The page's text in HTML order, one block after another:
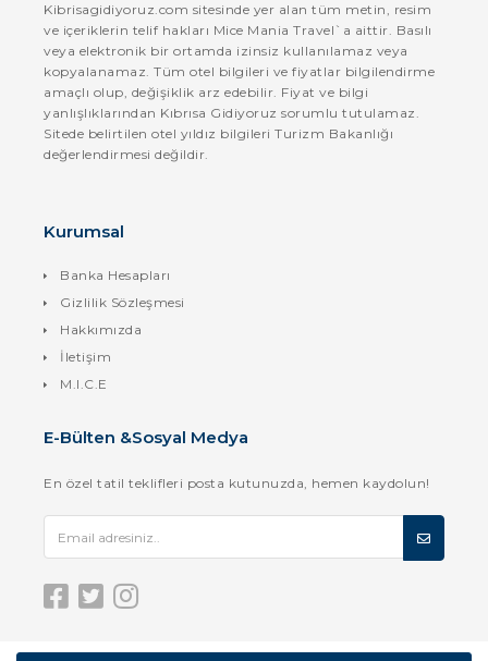
Kibrisagidiyoruz.com sitesinde yer alan tüm metin, resim
ve içeriklerin telif hakları Mice Mania Travel`a aittir. Basılı
veya elektronik bir ortamda izinsiz kullanılamaz veya
kopyalanamaz. Tüm otel bilgileri ve fiyatlar bilgilendirme
amaçlı olup, değişiklik arz edebilir. Fiyat ve bilgi
yanlışlıklarından Kıbrısa Gidiyoruz sorumlu tutulamaz.
Sitede belirtilen otel yıldız bilgileri Turizm Bakanlığı
değerlendirmesi değildir.
Kurumsal
Banka Hesapları
Gizlilik Sözleşmesi
Hakkımızda
İletişim
M.I.C.E
E-Bülten &Sosyal Medya
En özel tatil teklifleri posta kutunuzda, hemen kaydolun!